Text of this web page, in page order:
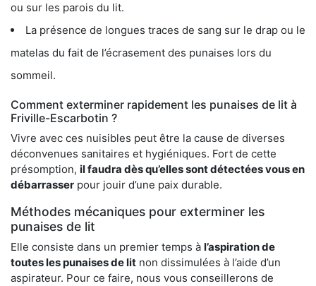
ou sur les parois du lit.
La présence de longues traces de sang sur le drap ou le
matelas du fait de l’écrasement des punaises lors du
sommeil.
Comment exterminer rapidement les punaises de lit à
Friville-Escarbotin ?
Vivre avec ces nuisibles peut être la cause de diverses
déconvenues sanitaires et hygiéniques. Fort de cette
présomption, il faudra dès qu’elles sont détectées vous en
débarrasser pour jouir d’une paix durable.
Méthodes mécaniques pour exterminer les
punaises de lit
Elle consiste dans un premier temps à l’aspiration de
toutes les punaises de lit non dissimulées à l’aide d’un
aspirateur. Pour ce faire, nous vous conseillerons de